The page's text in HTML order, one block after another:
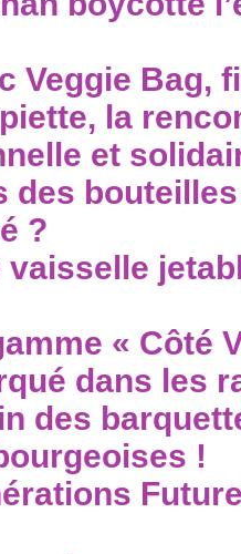
Veggie Bag,
la
et
des
?
vaisselle
« Côté
dans les
des
!